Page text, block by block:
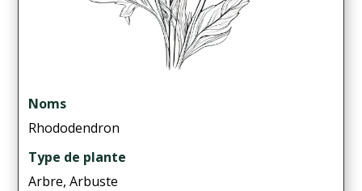
Noms
Rhododendron
Type de plante
Arbre, Arbuste